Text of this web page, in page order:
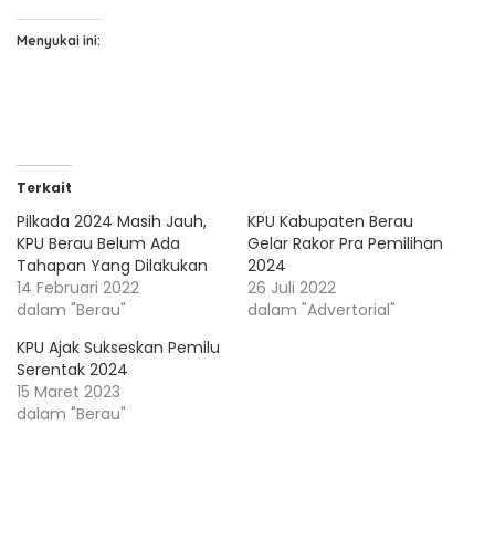
Menyukai ini:
Terkait
Pilkada 2024 Masih Jauh,
KPU Berau Belum Ada
Tahapan Yang Dilakukan
14 Februari 2022
dalam "Berau"
KPU Kabupaten Berau
Gelar Rakor Pra Pemilihan
2024
26 Juli 2022
dalam "Advertorial"
KPU Ajak Sukseskan Pemilu
Serentak 2024
15 Maret 2023
dalam "Berau"